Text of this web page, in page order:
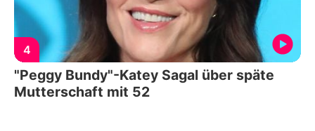
4
"Peggy Bundy"-Katey Sagal über späte
Mutterschaft mit 52